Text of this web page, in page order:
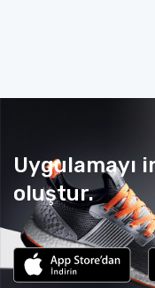
Uygulamayı
oluştur.